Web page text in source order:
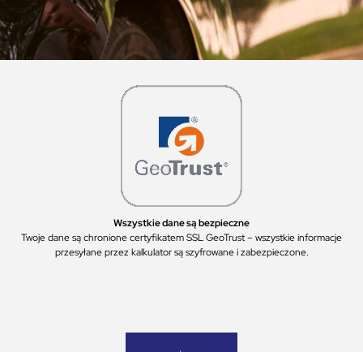
Wszystkie dane są bezpieczne
Twoje dane są chronione certyfikatem SSL GeoTrust – wszystkie informacje
przesyłane przez kalkulator są szyfrowane i zabezpieczone.